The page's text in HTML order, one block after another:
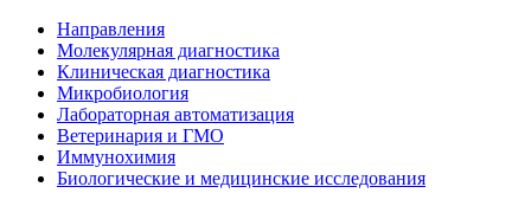
Направления
Молекулярная диагностика
Клиническая диагностика
Микробиология
Лабораторная автоматизация
Ветеринария и ГМО
Иммунохимия
Биологические и медицинские исследования